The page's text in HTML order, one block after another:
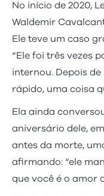
No início de 2020,
Waldemir
Ele teve um caso
“Ele foi três vezes
internou. Depois
rápido, uma coisa
Ela ainda
aniversário dele,
antes da morte,
afirmando: “ele
que você é o amor